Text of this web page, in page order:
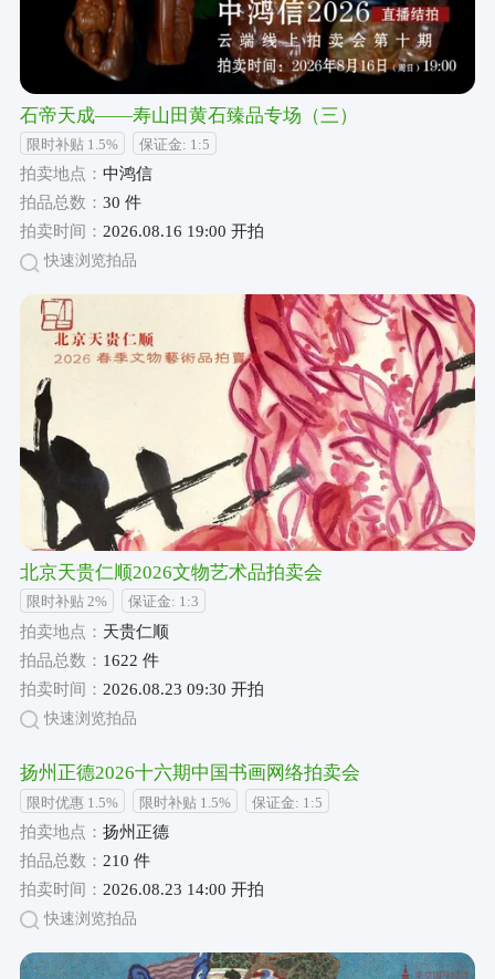
石帝天成——寿山田黄石臻品专场（三）
限时补贴 1.5% 保证金: 1:5
拍卖地点： 中鸿信
拍品总数： 30 件
拍卖时间： 2026.08.16 19:00 开拍
快速浏览拍品
北京天贵仁顺2026文物艺术品拍卖会
限时补贴 2% 保证金: 1:3
拍卖地点： 天贵仁顺
拍品总数： 1622 件
拍卖时间： 2026.08.23 09:30 开拍
快速浏览拍品
扬州正德2026十六期中国书画网络拍卖会
限时优惠 1.5% 限时补贴 1.5% 保证金: 1:5
拍卖地点： 扬州正德
拍品总数： 210 件
拍卖时间： 2026.08.23 14:00 开拍
快速浏览拍品